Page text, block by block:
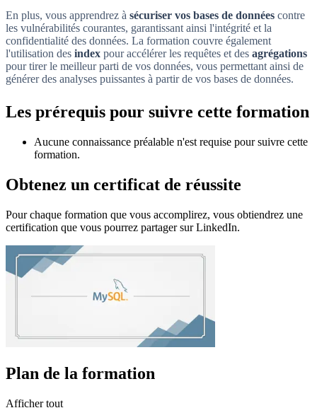
En plus, vous apprendrez à sécuriser vos bases de données contre
les vulnérabilités courantes, garantissant ainsi l'intégrité et la
confidentialité des données. La formation couvre également
l'utilisation des index pour accélérer les requêtes et des agrégations
pour tirer le meilleur parti de vos données, vous permettant ainsi de
générer des analyses puissantes à partir de vos bases de données.
Les prérequis pour suivre cette formation
Aucune connaissance préalable n'est requise pour suivre cette
formation.
Obtenez un certificat de réussite
Pour chaque formation que vous accomplirez, vous obtiendrez une
certification que vous pourrez partager sur LinkedIn.
Plan de la formation
Afficher tout